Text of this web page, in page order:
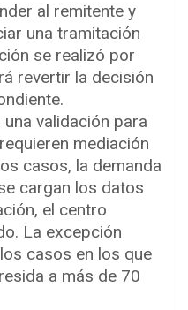
al remitente y
una tramitación
se realizó por
revertir la decisión
validación para
mediación
casos, la demanda
cargan los datos
el centro
La excepción
casos en los que
a más de 70